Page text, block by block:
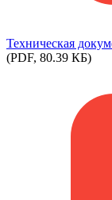
Техническая
(PDF, 80.39 КБ)